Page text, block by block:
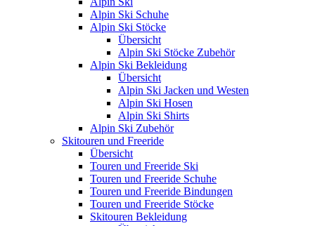
Alpin Ski Schuhe
Alpin Ski Stöcke
Übersicht
Alpin Ski Stöcke Zubehör
Alpin Ski Bekleidung
Übersicht
Alpin Ski Jacken und Westen
Alpin Ski Hosen
Alpin Ski Shirts
Alpin Ski Zubehör
Skitouren und Freeride
Übersicht
Touren und Freeride Ski
Touren und Freeride Schuhe
Touren und Freeride Bindungen
Touren und Freeride Stöcke
Skitouren Bekleidung